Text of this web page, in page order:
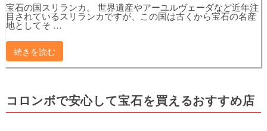
宝石の国スリランカ。 世界遺産やアーユルヴェーダなど近年注
目されているスリランカですが、この国は古くから宝石の名産
地としてそ …
続きを読む
コロンボで安心して宝石を買えるおすすめ店